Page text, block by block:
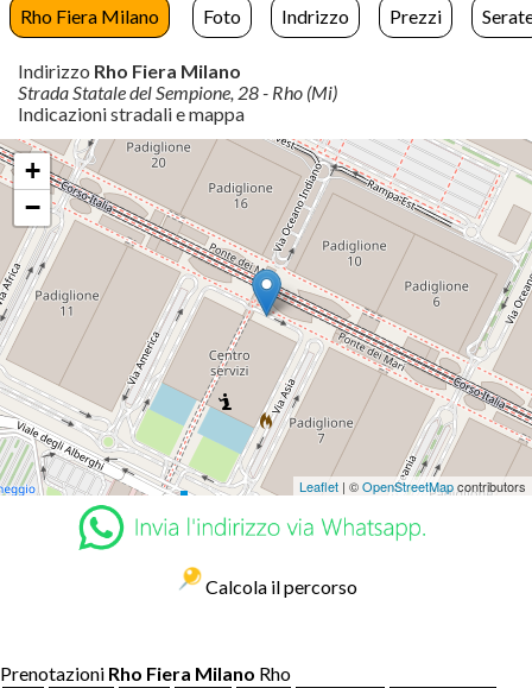
Rho Fiera Milano Foto Indrizzo Prezzi
Indirizzo Rho Fiera Milano
Strada Statale del Sempione, 28 - Rho (Mi)
Indicazioni stradali e mappa
+
−
Leaflet | ©OpenStreetMapcontributors
Calcola il percorso
Prenotazioni Rho Fiera Milano Rho